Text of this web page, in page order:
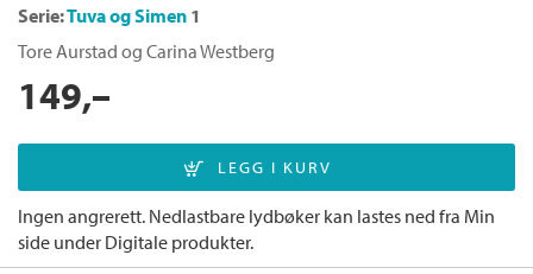
Serie:Tuva og Simen 1
Tore Aurstad og Carina Westberg
149,–
Ingen angrerett. Nedlastbare lydbøker kan lastes ned fra Min
side under Digitale produkter.